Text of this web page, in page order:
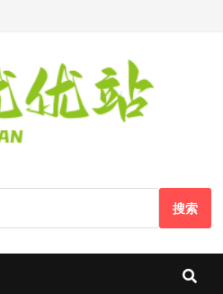
搜索